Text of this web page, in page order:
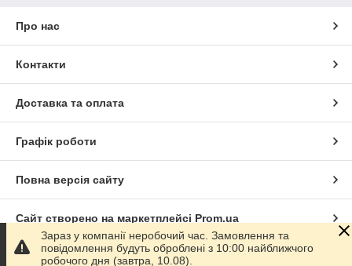
Про нас
Контакти
Доставка та оплата
Графік роботи
Повна версія сайту
Сайт створено на маркетплейсі Prom.ua
Політика конфіденційності
Зараз у компанії неробочий час. Замовлення та
повідомлення будуть оброблені з 10:00 найближчого
робочого дня (завтра, 10.08).